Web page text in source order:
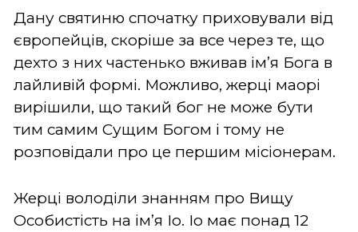
Дану святиню спочатку приховували від
європейців, скоріше за все через те, що
дехто з них частенько вживав ім’я Бога в
лайливій формі. Можливо, жерці маорі
вирішили, що такий бог не може бути
тим самим Сущим Богом і тому не
розповідали про це першим місіонерам.
Жерці володіли знанням про Вищу
Особистість на ім’я Іо. Іо має понад 12